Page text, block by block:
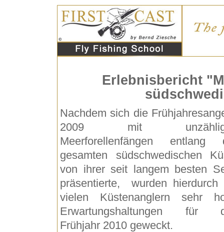
Erlebnisbericht
Nachdem sich die
2009 mit
Meerforellenfängen entlang
gesamten südschwedischen
von ihrer seit langem besten
präsentierte, wurden hierdurch
vielen Küstenanglern sehr
Erwartungshaltungen für
Frühjahr 2010 geweckt.